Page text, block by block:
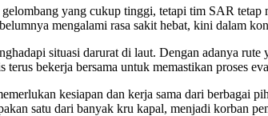
yang cukup tinggi, tetapi tim SAR tetap
mengalami rasa sakit hebat, kini dalam
situasi darurat di laut. Dengan adanya
bekerja bersama untuk memastikan proses
kesiapan dan kerja sama dari berbagai
satu dari banyak kru kapal, menjadi korban